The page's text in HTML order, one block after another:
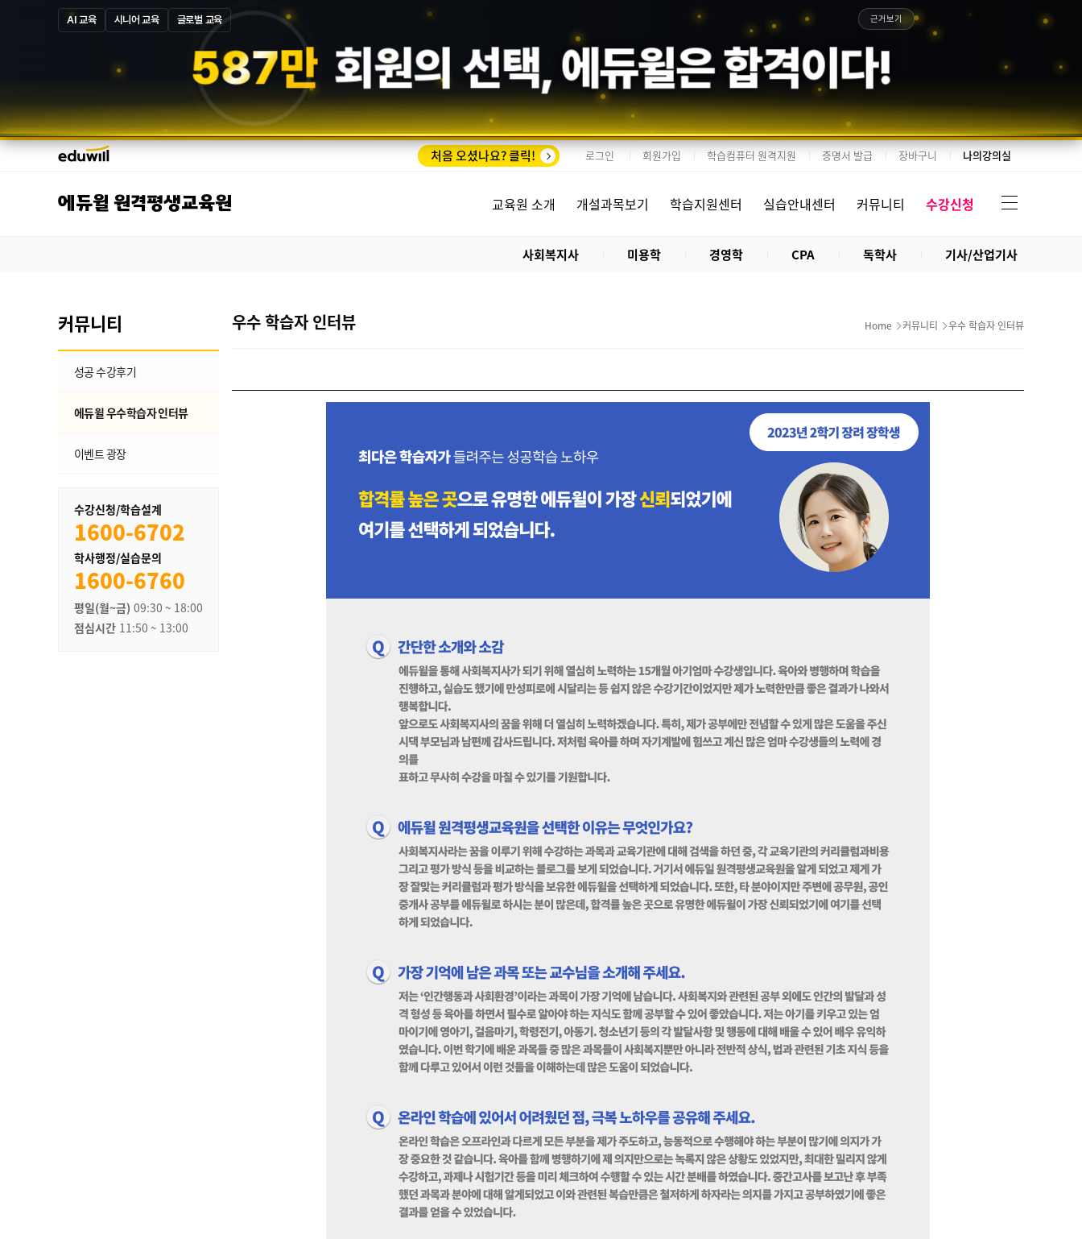
AI 교육 시니어 교육 글로벌 교육
587만 회원의 선택,에듀윌은 합격이다!
근거보기
처음 오셨나요? 클릭! 로그인 회원가입 학습컴퓨터 원격지원 증명서 발급 장바구니 나의강의실
에듀윌 원격평생교육원 교육원 소개 개설과목보기 학습지원센터 실습안내센터 커뮤니티 수강신청
사회복지사 미용학 경영학 CPA 독학사 기사/산업기사
커뮤니티
성공 수강후기
에듀윌 우수학습자 인터뷰
이벤트 광장
수강신청/학습설계
1600-6702
학사행정/실습문의
1600-6760
평일(월~금) 09:30 ~ 18:00
점심시간 11:50 ~ 13:00
우수 학습자 인터뷰 Home 커뮤니티 우수 학습자 인터뷰